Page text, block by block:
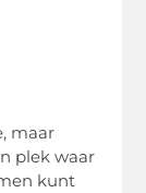
maar
plek waar
kunt